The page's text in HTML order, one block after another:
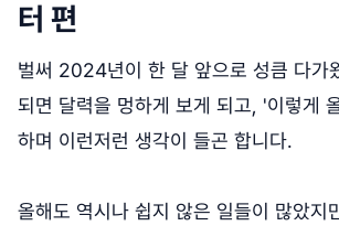
터 편
벌써 2024년이 한 달 앞으로 성큼 다가
되면 달력을 멍하게 보게 되고, '이렇게
하며 이런저런 생각이 들곤 합니다.
올해도 역시나 쉽지 않은 일들이 많았지